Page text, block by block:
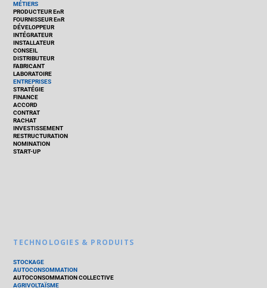
MÉTIERS
PRODUCTEUR EnR
FOURNISSEUR EnR
DÉVELOPPEUR
INTÉGRATEUR
INSTALLATEUR
CONSEIL
DISTRIBUTEUR
FABRICANT
LABORATOIRE
ENTREPRISES
STRATÉGIE
FINANCE
ACCORD
CONTRAT
RACHAT
INVESTISSEMENT
RESTRUCTURATION
NOMINATION
START-UP
TECHNOLOGIES & PRODUITS
STOCKAGE
AUTOCONSOMMATION
AUTOCONSOMMATION COLLECTIVE
AGRIVOLTAÏSME